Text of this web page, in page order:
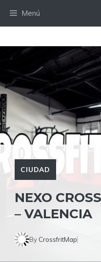
Menú
CIUDAD
NEXO
– VALENCIA
By CrossfritMap